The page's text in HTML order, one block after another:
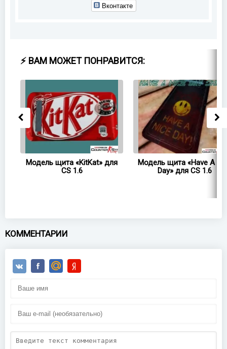
Вконтакте
⚡ ВАМ МОЖЕТ ПОНРАВИТСЯ:
Модель щита «KitKat» для
CS 1.6
Модель щита «Have A
Day» для CS 1.6
КОММЕНТАРИИ